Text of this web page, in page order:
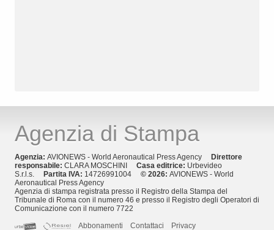
Agenzia di Stampa
Agenzia: AVIONEWS - World Aeronautical Press Agency
Direttore
responsabile: CLARA MOSCHINI Casa editrice: Urbevideo
S.r.l.s.
Partita IVA: 14726991004 © 2026: AVIONEWS - World
Aeronautical Press Agency
Agenzia di stampa registrata presso il Registro della Stampa del
Tribunale di Roma con il numero 46 e presso il Registro degli Operatori di
Comunicazione con il numero 7722
Abbonamenti
Contattaci Privacy